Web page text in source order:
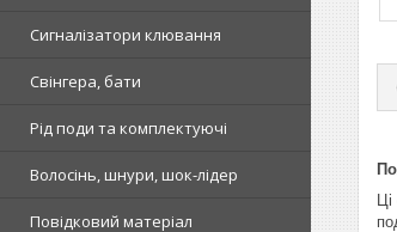
Сигналізатори клювання
Свінгера, бати
Рід поди та комплектуючі
Волосінь, шнури, шок-лідер
Повідковий матеріал